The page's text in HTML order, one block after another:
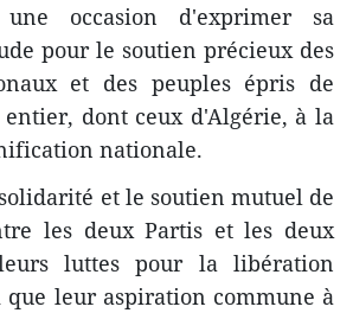
occasion d'exprimer sa
pour le soutien précieux des
et des peuples épris de
dont ceux d'Algérie, à la
nationale.
et le soutien mutuel de
les deux Partis et les deux
luttes pour la libération
leur aspiration commune à